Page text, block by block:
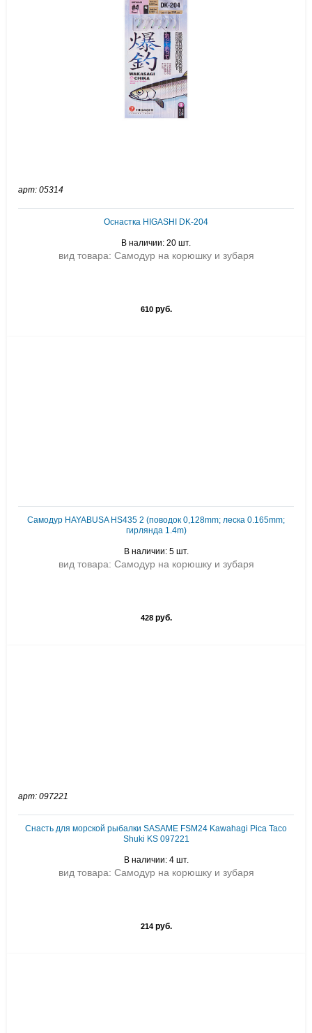
арт: 05314
Оснастка HIGASHI DK-204
В наличии: 20 шт.
вид товара: Самодур на корюшку и зубаря
610руб.
Самодур HAYABUSA HS435 2 (поводок 0,128mm; леска 0.165mm;
гирлянда 1.4m)
В наличии: 5 шт.
вид товара: Самодур на корюшку и зубаря
428руб.
арт: 097221
Снасть для морской рыбалки SASAME FSM24 Kawahagi Pica Taco
Shuki KS 097221
В наличии: 4 шт.
вид товара: Самодур на корюшку и зубаря
214руб.